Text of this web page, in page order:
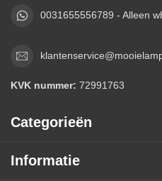
0031655556789 - Alleen
KVK nummer: 72991763
Categorieën
Informatie